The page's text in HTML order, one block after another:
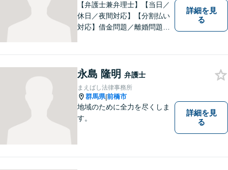
【弁護士兼弁理士】【当日／
休日／夜間対応】【分割払い
対応】借金問題／離婚問題／
幅広く対応。地域に根ざした
法律事務所／特許事務所を目
指しています。お気軽にご相
談ください。
詳細を見
る
永島 隆明 弁護士
まえばし法律事務所
群馬県|前橋市
地域のために全力を尽くしま
す。
詳細を見
る